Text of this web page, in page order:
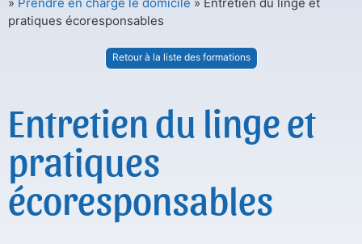
» Prendre en charge le domicile » Entretien du linge et
pratiques écoresponsables
Retour à la liste des formations
Entretien du linge et
pratiques
écoresponsables